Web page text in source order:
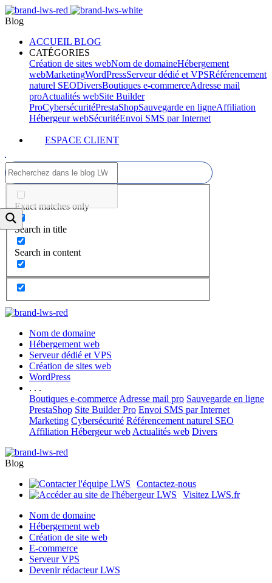
Blog
ACCUEIL BLOG
CATÉGORIES
Création de sites webNom de domaineHébergement
webMarketingWordPressServeur dédié et VPSRéférencement
naturel SEODiversBoutiques e-commerceAdresse mail
proActualités webSite Builder
ProCybersécuritéPrestaShopSauvegarde en ligneAffiliation
Hébergeur webSécuritéEnvoi SMS par Internet
ESPACE CLIENT
Exact matches only
Search in title
Search in content
Nom de domaine
Hébergement web
Serveur dédié et VPS
Création de sites web
WordPress
. . .
Boutiques e-commerce Adresse mail pro Sauvegarde en ligne
PrestaShop Site Builder Pro Envoi SMS par Internet
Marketing Cybersécurité Référencement naturel SEO
Affiliation Hébergeur web Actualités web Divers
Blog
Contactez-nous
Visitez LWS.fr
Nom de domaine
Hébergement web
Création de site web
E-commerce
Serveur VPS
Devenir rédacteur LWS